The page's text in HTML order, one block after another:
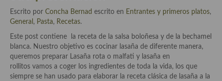
demás
Entrantes y primeros platos
Ensaladas
Entrantes
Escrito por Concha Bernad escrito en Entrantes y primeros platos,
General , Pasta, Recetas.
Este post contiene la receta de la salsa boloñesa y de la bechamel
blanca. Nuestro objetivo es cocinar lasaña de diferente manera,
queremos preparar Lasaña rota o malfati y lasaña en
rollitos vamos a coger los ingredientes de toda la vida, los que
siempre se han usado para elaborar la receta clásica de lasaña a la